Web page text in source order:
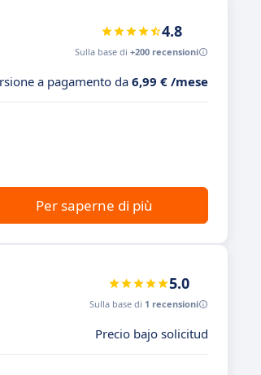
4.8
Sulla base di +200 recensioni
a pagamento da 6,99 € /mese
Per saperne di più
5.0
Sulla base di 1 recensioni
Precio bajo solicitud